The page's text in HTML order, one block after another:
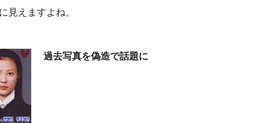
見えますよね。
過去写真を偽造で話題に